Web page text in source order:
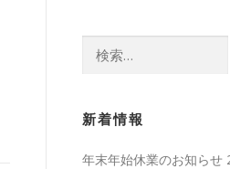
新着情報
年末年始休業のお知らせ